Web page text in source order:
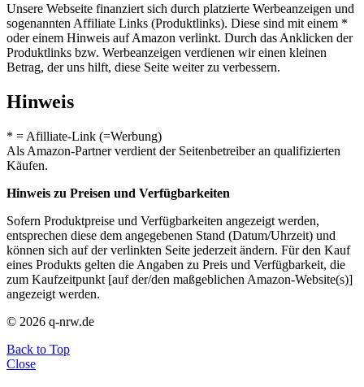
Unsere Webseite finanziert sich durch platzierte Werbeanzeigen und
sogenannten Affiliate Links (Produktlinks). Diese sind mit einem *
oder einem Hinweis auf Amazon verlinkt. Durch das Anklicken der
Produktlinks bzw. Werbeanzeigen verdienen wir einen kleinen
Betrag, der uns hilft, diese Seite weiter zu verbessern.
Hinweis
* = Afilliate-Link (=Werbung)
Als Amazon-Partner verdient der Seitenbetreiber an qualifizierten
Käufen.
Hinweis zu Preisen und Verfügbarkeiten
Sofern Produktpreise und Verfügbarkeiten angezeigt werden,
entsprechen diese dem angegebenen Stand (Datum/Uhrzeit) und
können sich auf der verlinkten Seite jederzeit ändern. Für den Kauf
eines Produkts gelten die Angaben zu Preis und Verfügbarkeit, die
zum Kaufzeitpunkt [auf der/den maßgeblichen Amazon-Website(s)]
angezeigt werden.
© 2026 q-nrw.de
Back to Top
Close